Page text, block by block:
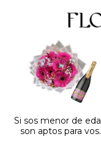
RAMO DE
CHOCOLATINES
Si sos menor de
son aptos para